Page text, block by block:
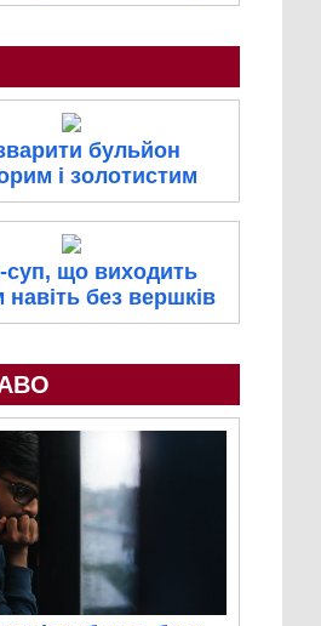
бульйон
і золотистим
суп, що виходить
навіть без вершків